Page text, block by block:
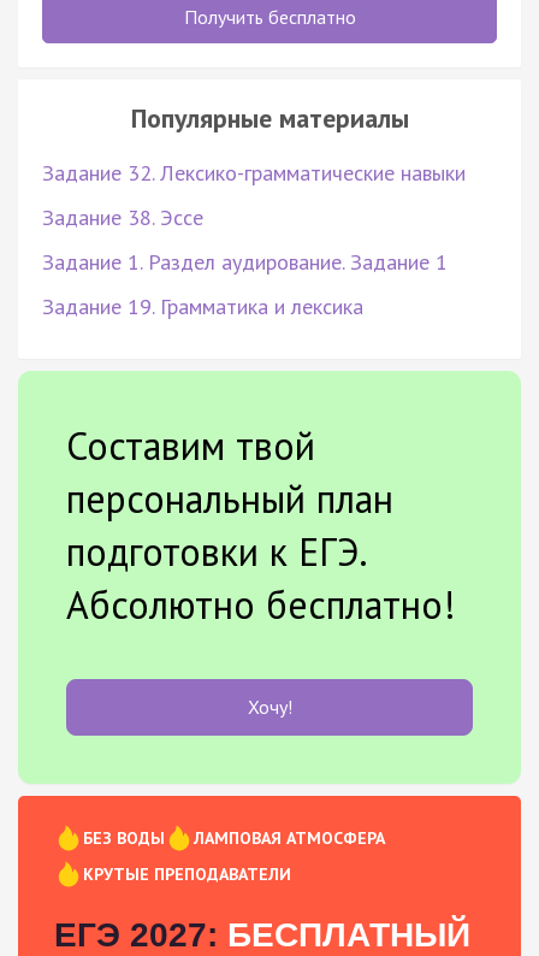
Получить бесплатно
Популярные материалы
Задание 32. Лексико-грамматические навыки
Задание 38. Эссе
Задание 1. Раздел аудирование. Задание 1
Задание 19. Грамматика и лексика
Составим твой
персональный план
подготовки к ЕГЭ.
Абсолютно бесплатно!
Хочу!
БЕЗ ВОДЫ
ЛАМПОВАЯ АТМОСФЕРА
КРУТЫЕ ПРЕПОДАВАТЕЛИ
ЕГЭ 2027: БЕСПЛАТНЫЙ